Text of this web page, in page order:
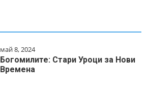
май 8, 2024
Богомилите: Стари Уроци за Нови
Времена